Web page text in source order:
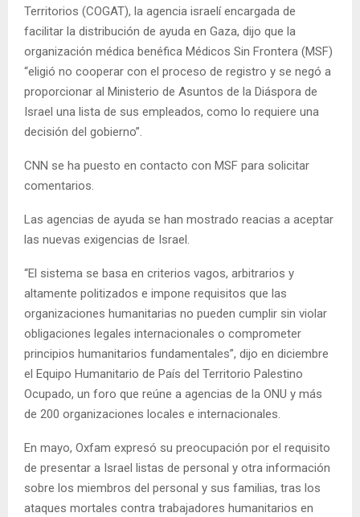
Territorios (COGAT), la agencia israelí encargada de
facilitar la distribución de ayuda en Gaza, dijo que la
organización médica benéfica Médicos Sin Frontera (MSF)
“eligió no cooperar con el proceso de registro y se negó a
proporcionar al Ministerio de Asuntos de la Diáspora de
Israel una lista de sus empleados, como lo requiere una
decisión del gobierno”.
CNN se ha puesto en contacto con MSF para solicitar
comentarios.
Las agencias de ayuda se han mostrado reacias a aceptar
las nuevas exigencias de Israel.
“El sistema se basa en criterios vagos, arbitrarios y
altamente politizados e impone requisitos que las
organizaciones humanitarias no pueden cumplir sin violar
obligaciones legales internacionales o comprometer
principios humanitarios fundamentales”, dijo en diciembre
el Equipo Humanitario de País del Territorio Palestino
Ocupado, un foro que reúne a agencias de la ONU y más
de 200 organizaciones locales e internacionales.
En mayo, Oxfam expresó su preocupación por el requisito
de presentar a Israel listas de personal y otra información
sobre los miembros del personal y sus familias, tras los
ataques mortales contra trabajadores humanitarios en